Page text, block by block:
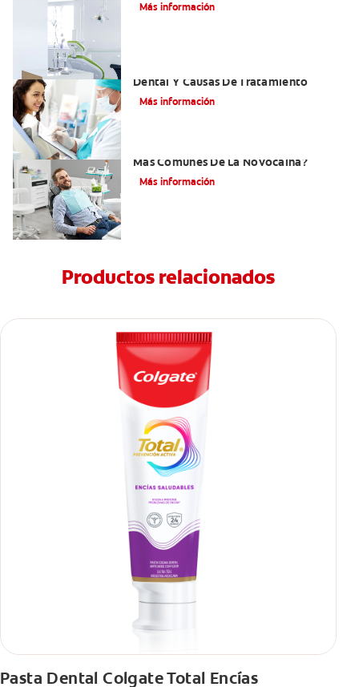
Más información
Dental Y Causas De Tratamiento
Más información
Más Comunes De La Novocaína?
Más información
Productos relacionados
Pasta Dental Colgate Total Encías